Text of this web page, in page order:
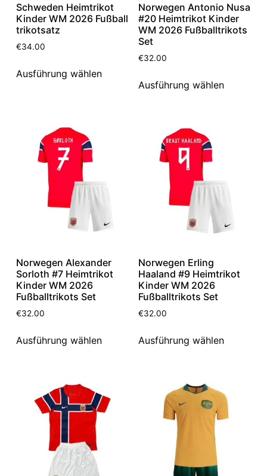
Schweden Heimtrikot
Kinder WM 2026 Fußball
trikotsatz
€34.00
Ausführung wählen
Norwegen Antonio Nusa
#20 Heimtrikot Kinder
WM 2026 Fußballtrikots
Set
€32.00
Ausführung wählen
Norwegen Alexander
Sorloth #7 Heimtrikot
Kinder WM 2026
Fußballtrikots Set
€32.00
Ausführung wählen
Norwegen Erling
Haaland #9 Heimtrikot
Kinder WM 2026
Fußballtrikots Set
€32.00
Ausführung wählen